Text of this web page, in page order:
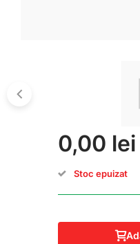
0,00 lei
Stoc epuizat